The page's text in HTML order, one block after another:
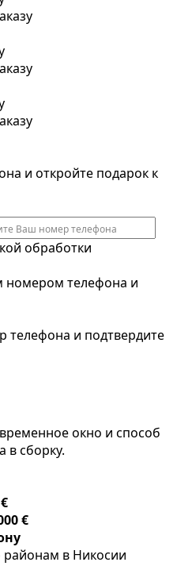
и откройте подарок к
обработки
номером телефона и
телефона и подтвердите
окно и способ
в сборку.
€
в Никосии